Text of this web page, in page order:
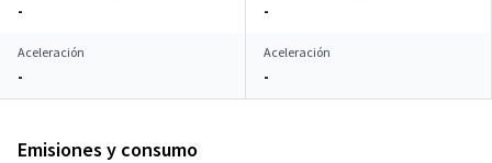
- -
Aceleración
-
Aceleración
-
Emisiones y consumo